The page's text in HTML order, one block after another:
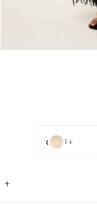
+1
›